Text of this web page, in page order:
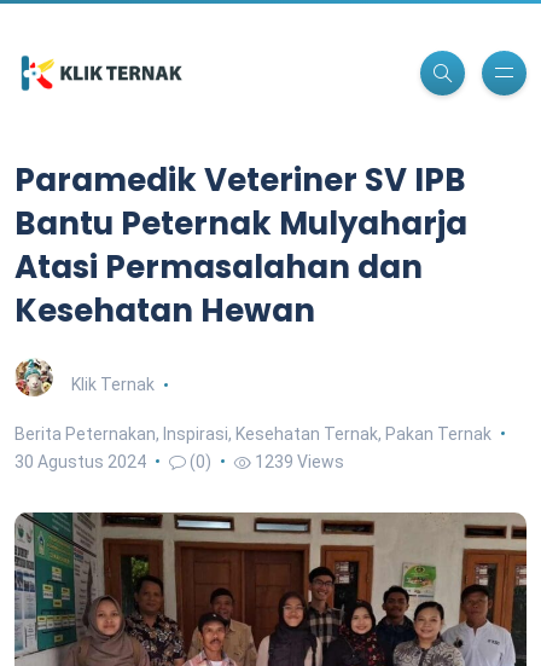
Paramedik Veteriner SV IPB
Bantu Peternak Mulyaharja
Atasi Permasalahan dan
Kesehatan Hewan
Klik Ternak
Berita Peternakan, Inspirasi, Kesehatan Ternak, Pakan Ternak
30 Agustus 2024
(0) 1239 Views